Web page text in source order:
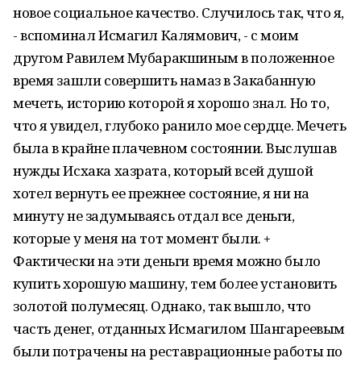
новое социальное качество. Случилось так, что я,
- вспоминал Исмагил Калямович, - с моим
другом Равилем Мубаракшиным в положенное
время зашли совершить намаз в Закабанную
мечеть, историю которой я хорошо знал. Но то,
что я увидел, глубоко ранило мое сердце. Мечеть
была в крайне плачевном состоянии. Выслушав
нужды Исхака хазрата, который всей душой
хотел вернуть ее прежнее состояние, я ни на
минуту не задумываясь отдал все деньги,
которые у меня на тот момент были. +
Фактически на эти деньги время можно было
купить хорошую машину, тем более установить
золотой полумесяц. Однако, так вышло, что
часть денег, отданных Исмагилом Шангареевым
были потрачены на реставрационные работы по